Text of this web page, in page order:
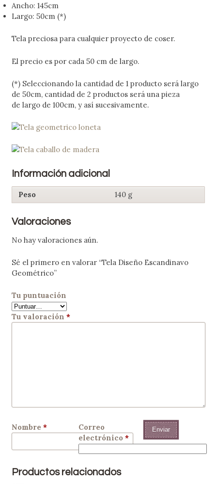
Ancho: 145cm
Largo: 50cm (*)
Tela preciosa para cualquier proyecto de coser.
El precio es por cada 50 cm de largo.
(*) Seleccionando la cantidad de 1 producto será largo
de 50cm, cantidad de 2 productos será una pieza
de largo de 100cm, y así sucesivamente.
Información adicional
Peso 140 g
Valoraciones
No hay valoraciones aún.
Sé el primero en valorar “Tela Diseño Escandinavo
Geométrico”
Tu puntuación
Tu valoración*
Nombre*
Correo
electrónico*
Productos relacionados